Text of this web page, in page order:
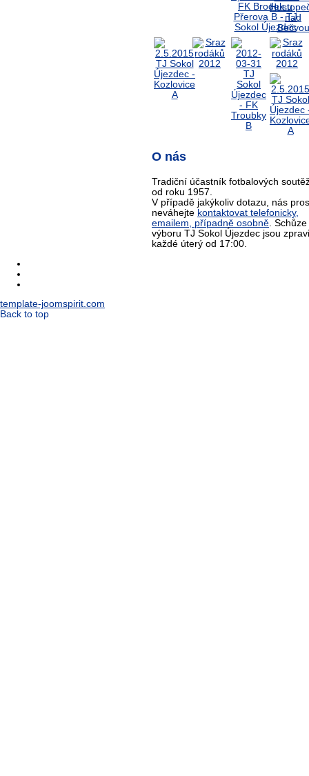
O nás
Tradiční účastník fotbalových
od roku 1957.
V případě jakýkoliv dotazu, nás
neváhejte kontaktovat telefonicky,
emailem, případně osobně. Schůze
výboru TJ Sokol Újezdec jsou
každé úterý od 17:00.
template-joomspirit.com
Back to top